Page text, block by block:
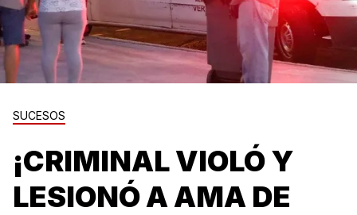
SUCESOS
¡CRIMINAL VIOLÓ Y
LESIONÓ A AMA DE